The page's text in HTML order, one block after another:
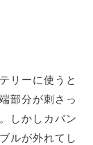
リーに使うと
部分が刺さっ
しかしカバン
ルが外れてし